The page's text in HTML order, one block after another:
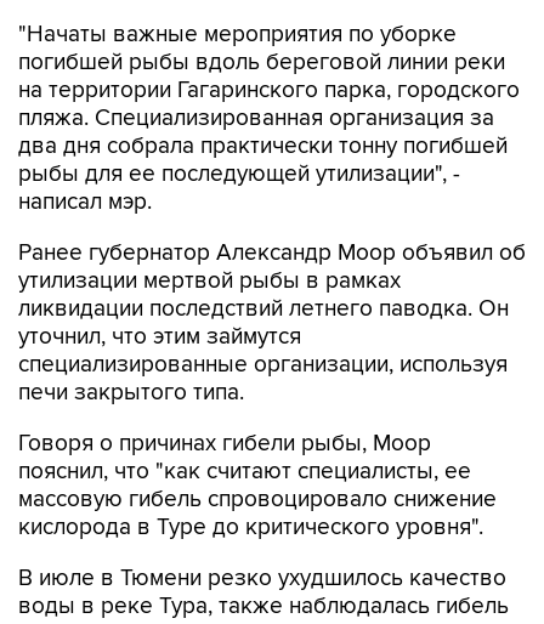
"Начаты важные мероприятия по уборке
погибшей рыбы вдоль береговой линии реки
на территории Гагаринского парка, городского
пляжа. Специализированная организация за
два дня собрала практически тонну погибшей
рыбы для ее последующей утилизации", -
написал мэр.
Ранее губернатор Александр Моор объявил об
утилизации мертвой рыбы в рамках
ликвидации последствий летнего паводка. Он
уточнил, что этим займутся
специализированные организации, используя
печи закрытого типа.
Говоря о причинах гибели рыбы, Моор
пояснил, что "как считают специалисты, ее
массовую гибель спровоцировало снижение
кислорода в Туре до критического уровня".
В июле в Тюмени резко ухудшилось качество
воды в реке Тура, также наблюдалась гибель